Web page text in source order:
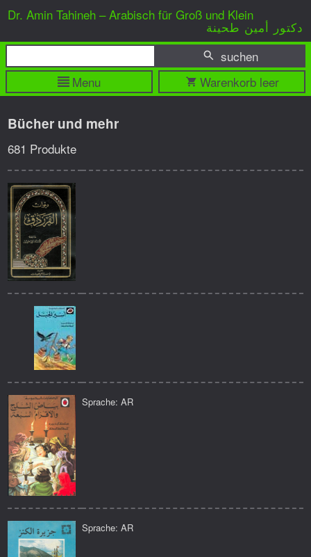
Dr. Amin Tahineh – Arabisch für Groß und Klein
دكتور أمين طحينة
Menu
suchen
Warenkorb leer
Bücher und mehr
681 Produkte
Sprache: AR
Sprache: AR